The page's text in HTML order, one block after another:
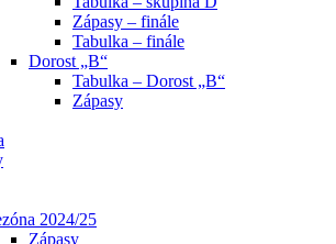
Zápasy – finále
Tabulka – finále
Dorost „B“
Tabulka – Dorost „B“
Zápasy
2024/25
Zápasy